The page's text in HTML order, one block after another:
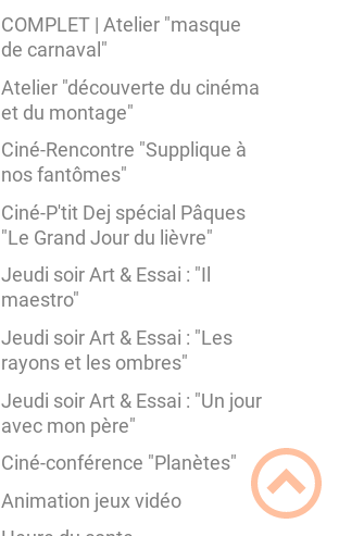
COMPLET | Atelier "masque
de carnaval"
Atelier "découverte du cinéma
et du montage"
Ciné-Rencontre "Supplique à
nos fantômes"
Ciné-P'tit Dej spécial Pâques
"Le Grand Jour du lièvre"
Jeudi soir Art & Essai : "Il
maestro"
Jeudi soir Art & Essai : "Les
rayons et les ombres"
Jeudi soir Art & Essai : "Un jour
avec mon père"
Ciné-conférence "Planètes"
Animation jeux vidéo